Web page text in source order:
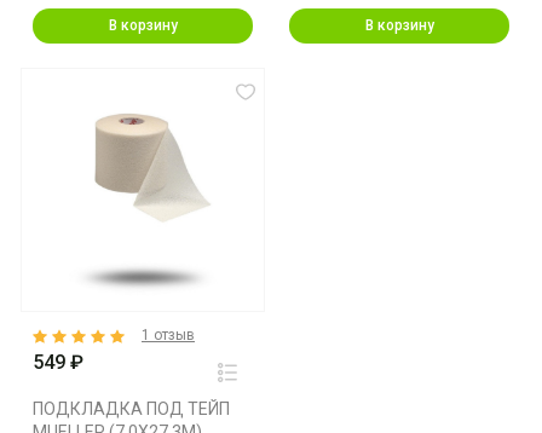
В корзину В корзину
549 ₽
ПОДКЛАДКА ПОД ТЕЙП
1 отзыв